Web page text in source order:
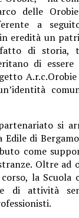
delle
a
eredità un
di storia,
di essere
si
Edile di
come
Oltre ad
la Scuola
di attività